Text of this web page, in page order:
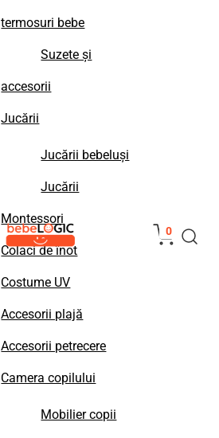
termosuri bebe
Suzete și
accesorii
Jucării
Jucării bebeluși
Jucării
Montessori
Colaci de înot
Costume UV
Accesorii plajă
Accesorii petrecere
Camera copilului
Mobilier copii
0